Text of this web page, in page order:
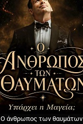
Ο άνθρωπος των θαυμάτων